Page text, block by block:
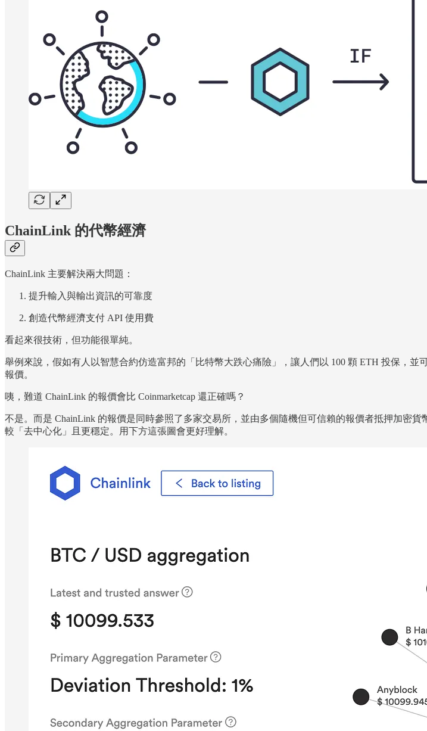
ChainLink 的代幣經濟
ChainLink 主要解決兩大問題：
提升輸入與輸出資訊的可靠度
創造代幣經濟支付 API 使用費
看起來很技術，但功能很單純。
舉例來說，假如有人以智慧合約仿造富邦的「比特幣大跌心痛險」，讓人們以 100 顆 ETH 投保，並
報價。
咦，難道 ChainLink 的報價會比 Coinmarketcap 還正確嗎？
不是。而是 ChainLink 的報價是同時參照了多家交易所，並由多個隨機但可信賴的報價者抵押加密
較「去中心化」且更穩定。用下方這張圖會更好理解。